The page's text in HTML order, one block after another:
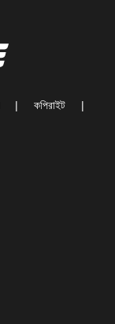
| কপিরাইট |